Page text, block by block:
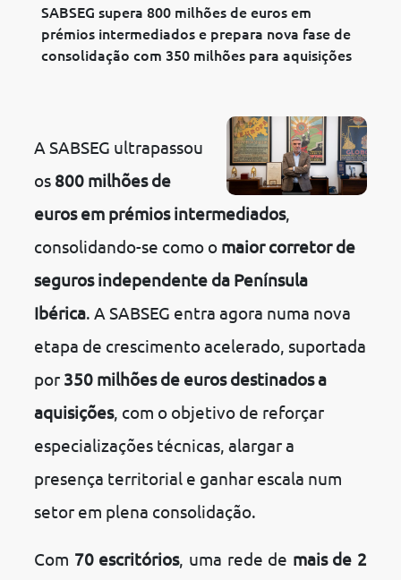
SABSEG supera 800 milhões de euros em
prémios intermediados e prepara nova fase de
consolidação com 350 milhões para aquisições
A SABSEG ultrapassou
os 800 milhões de
euros em prémios intermediados,
consolidando-se como o maior corretor de
seguros independente da Península
Ibérica. A SABSEG entra agora numa nova
etapa de crescimento acelerado, suportada
por 350 milhões de euros destinados a
aquisições, com o objetivo de reforçar
especializações técnicas, alargar a
presença territorial e ganhar escala num
setor em plena consolidação.
Com 70 escritórios, uma rede de mais de 2